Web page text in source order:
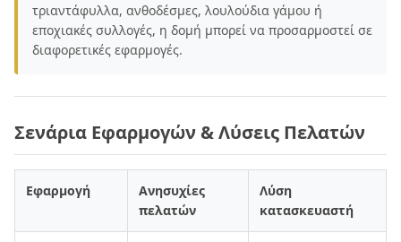
τριαντάφυλλα, ανθοδέσμες, λουλούδια γάμου ή
εποχιακές συλλογές, η δομή μπορεί να προσαρμοστεί σε
διαφορετικές εφαρμογές.
Σενάρια Εφαρμογών & Λύσεις Πελατών
Εφαρμογή
Ανησυχίες
πελατών
Λύση
κατασκευαστή